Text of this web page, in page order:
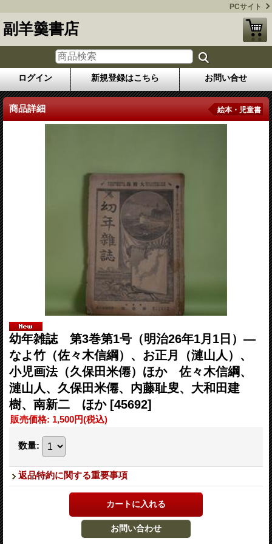
PCサイト
副羊羹書店
ログイン 新規登録はこちら お問い合せ
商品詳細 絵本・児童書
幼年雑誌 第3巻第1号（明治26年1月1日）―
なよ竹（佐々木信綱）、お正月（漣山人）、
小児画法（久保田米僊）ほか 佐々木信綱、
漣山人、久保田米僊、内藤耻叟、大和田建
樹、南新二 ほか [45692]
販売価格: 1,500円(税込)
数量:
返品特約に関する重要事項